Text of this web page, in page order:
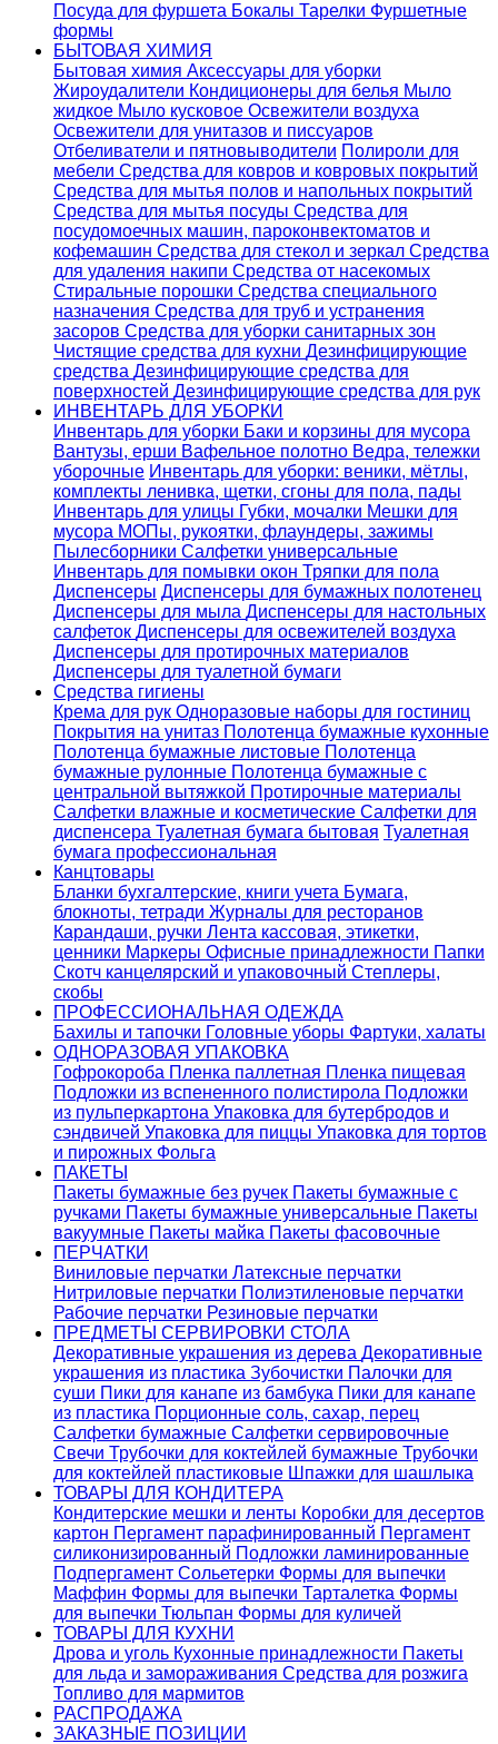
Посуда для фуршета Бокалы Тарелки Фуршетные
формы
БЫТОВАЯ ХИМИЯ
Бытовая химия Аксессуары для уборки
Жироудалители Кондиционеры для белья Мыло
жидкое Мыло кусковое Освежители воздуха
Освежители для унитазов и писсуаров
Отбеливатели и пятновыводители Полироли для
мебели Средства для ковров и ковровых покрытий
Средства для мытья полов и напольных покрытий
Средства для мытья посуды Средства для
посудомоечных машин, пароконвектоматов и
кофемашин Средства для стекол и зеркал Средства
для удаления накипи Средства от насекомых
Стиральные порошки Cредства специального
назначения Средства для труб и устранения
засоров Средства для уборки санитарных зон
Чистящие средства для кухни Дезинфицирующие
средства Дезинфицирующие средства для
поверхностей Дезинфицирующие средства для рук
ИНВЕНТАРЬ ДЛЯ УБОРКИ
Инвентарь для уборки Баки и корзины для мусора
Вантузы, ерши Вафельное полотно Ведра, тележки
уборочные Инвентарь для уборки: веники, мётлы,
комплекты ленивка, щетки, сгоны для пола, пады
Инвентарь для улицы Губки, мочалки Мешки для
мусора МОПы, рукоятки, флаундеры, зажимы
Пылесборники Салфетки универсальные
Инвентарь для помывки окон Тряпки для пола
Диспенсеры Диспенсеры для бумажных полотенец
Диспенсеры для мыла Диспенсеры для настольных
салфеток Диспенсеры для освежителей воздуха
Диспенсеры для протирочных материалов
Диспенсеры для туалетной бумаги
Средства гигиены
Крема для рук Одноразовые наборы для гостиниц
Покрытия на унитаз Полотенца бумажные кухонные
Полотенца бумажные листовые Полотенца
бумажные рулонные Полотенца бумажные с
центральной вытяжкой Протирочные материалы
Салфетки влажные и косметические Салфетки для
диспенсера Туалетная бумага бытовая Туалетная
бумага профессиональная
Канцтовары
Бланки бухгалтерские, книги учета Бумага,
блокноты, тетради Журналы для ресторанов
Карандаши, ручки Лента кассовая, этикетки,
ценники Маркеры Офисные принадлежности Папки
Скотч канцелярский и упаковочный Степлеры,
скобы
ПРОФЕССИОНАЛЬНАЯ ОДЕЖДА
Бахилы и тапочки Головные уборы Фартуки, халаты
ОДНОРАЗОВАЯ УПАКОВКА
Гофрокороба Пленка паллетная Пленка пищевая
Подложки из вспененного полистирола Подложки
из пульперкартона Упаковка для бутербродов и
сэндвичей Упаковка для пиццы Упаковка для тортов
и пирожных Фольга
ПАКЕТЫ
Пакеты бумажные без ручек Пакеты бумажные с
ручками Пакеты бумажные универсальные Пакеты
вакуумные Пакеты майка Пакеты фасовочные
ПЕРЧАТКИ
Виниловые перчатки Латексные перчатки
Нитриловые перчатки Полиэтиленовые перчатки
Рабочие перчатки Резиновые перчатки
ПРЕДМЕТЫ СЕРВИРОВКИ СТОЛА
Декоративные украшения из дерева Декоративные
украшения из пластика Зубочистки Палочки для
суши Пики для канапе из бамбука Пики для канапе
из пластика Порционные соль, сахар, перец
Салфетки бумажные Салфетки сервировочные
Свечи Трубочки для коктейлей бумажные Трубочки
для коктейлей пластиковые Шпажки для шашлыка
ТОВАРЫ ДЛЯ КОНДИТЕРА
Кондитерские мешки и ленты Коробки для десертов
картон Пергамент парафинированный Пергамент
силиконизированный Подложки ламинированные
Подпергамент Сольетерки Формы для выпечки
Маффин Формы для выпечки Тарталетка Формы
для выпечки Тюльпан Формы для куличей
ТОВАРЫ ДЛЯ КУХНИ
Дрова и уголь Кухонные принадлежности Пакеты
для льда и замораживания Средства для розжига
Топливо для мармитов
РАСПРОДАЖА
ЗАКАЗНЫЕ ПОЗИЦИИ